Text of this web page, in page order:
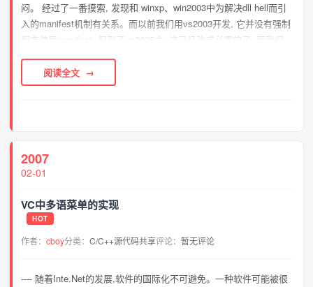
闷。 经过了一番摸索, 发现和 winxp、win2003中为解决dll hell而引
入的manifest机制有关系。而以前我们用vs2003开发, 它并没有强制
程序使用manifest, 但到了vs2005中, 这已经改成必需的了, 而我们
并没有按照需要进行相关的配置...
阅读全文
2007
02-01
VC中多语菜单的实现
HOT
作者：cboy分类：C/C++源代码共享评论：暂无评论
---- 随着Inte.Net的发展,软件的国际化不可避免。一种软件可能被很